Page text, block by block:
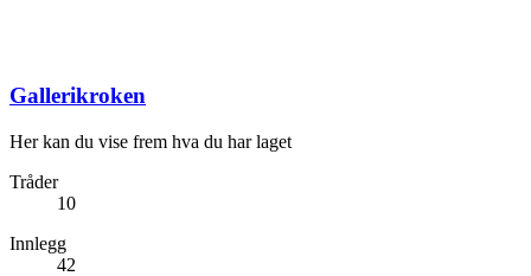
Gallerikroken
Her kan du vise frem hva du har laget
Tråder
10
Innlegg
42